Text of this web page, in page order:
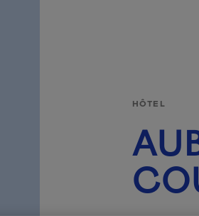
HÔTEL